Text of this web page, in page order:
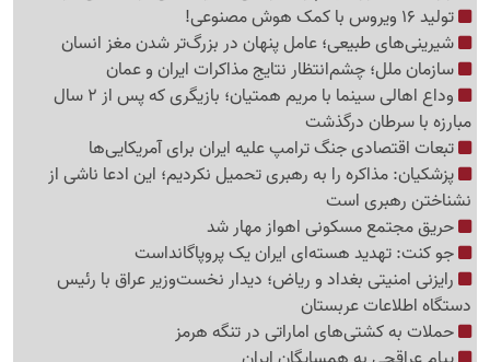
تولید 16 ویروس با کمک هوش مصنوعی!
شیرینی‌های طبیعی؛ عامل پنهان در بزرگ‌تر شدن مغز انسان
سازمان ملل؛ چشم‌انتظار نتایج مذاکرات ایران و عمان
وداع اهالی سینما با مریم همتیان؛ بازیگری که پس از 2 سال
مبارزه با سرطان درگذشت
تبعات اقتصادی جنگ ترامپ علیه ایران برای آمریکایی‌ها
پزشکیان: مذاکره را به رهبری تحمیل نکردیم؛ این ادعا ناشی از
نشناختن رهبری است
حریق مجتمع مسکونی اهواز مهار شد
جو کنت: تهدید هسته‌ای ایران یک پروپاگانداست
رایزنی امنیتی بغداد و ریاض؛ دیدار نخست‌وزیر عراق با رئیس
دستگاه اطلاعات عربستان
حملات به کشتی‌های اماراتی در تنگه هرمز